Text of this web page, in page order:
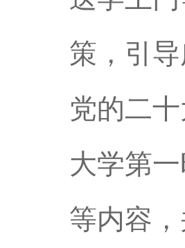
策，引
党的二
大学第
等内容